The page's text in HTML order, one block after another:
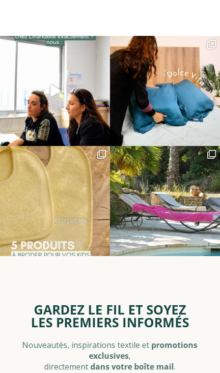
GARDEZ LE FIL ET SOYEZ
LES PREMIERS INFORMÉS
Nouveautés, inspirations textile et promotions
exclusives,
directementdans votre boîte mail.